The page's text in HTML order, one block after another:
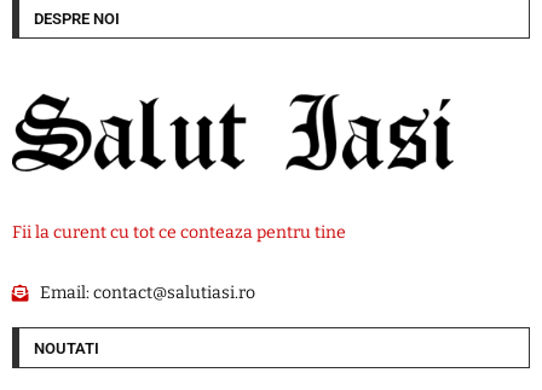
DESPRE NOI
Fii la curent cu tot ce conteaza pentru tine
Email:contact@salutiasi.ro
NOUTATI